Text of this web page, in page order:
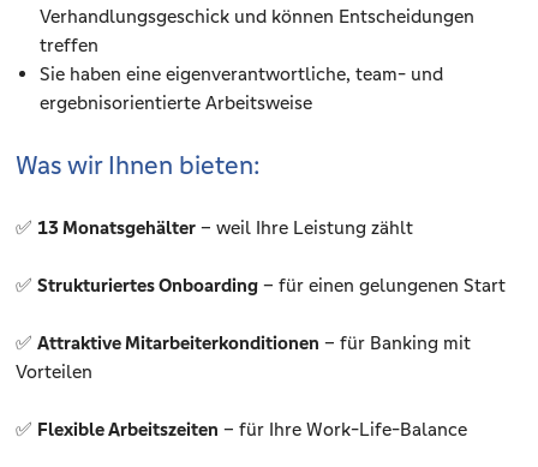
Verhandlungsgeschick und können Entscheidungen
treffen
Sie haben eine eigenverantwortliche, team- und
ergebnisorientierte Arbeitsweise
Was wir Ihnen bieten:
✅ 13 Monatsgehälter – weil Ihre Leistung zählt
✅Strukturiertes Onboarding – für einen gelungenen Start
✅Attraktive Mitarbeiterkonditionen – für Banking mit
Vorteilen
✅ Flexible Arbeitszeiten – für Ihre Work-Life-Balance